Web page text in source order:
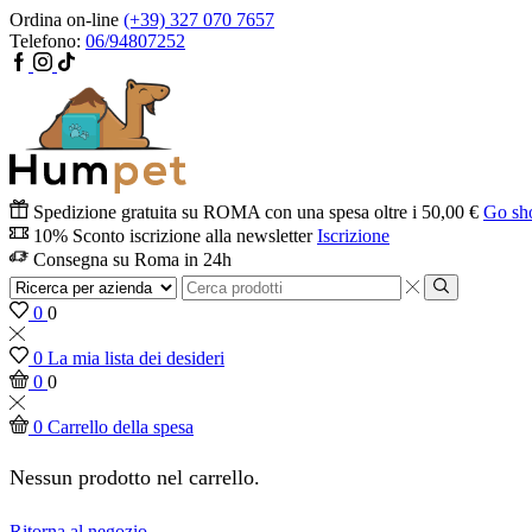
Ordina on-line (+39) 327 070 7657
Telefono: 06/94807252
Spedizione gratuita su ROMA con una spesa oltre i 50,00 € Go
10% Sconto iscrizione alla newsletter Iscrizione
Consegna su Roma in 24h
0 0
0 La mia lista dei desideri
0 0
0 Carrello della spesa
Nessun prodotto nel carrello.